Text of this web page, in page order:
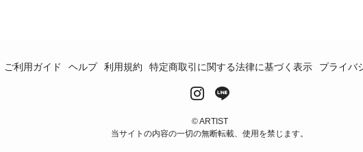
ご利用ガイド ヘルプ 利用規約 特定商取引に関する法律に基づく表示 プライバ
© ARTIST
当サイトの内容の一切の無断転載、使用を禁じます。